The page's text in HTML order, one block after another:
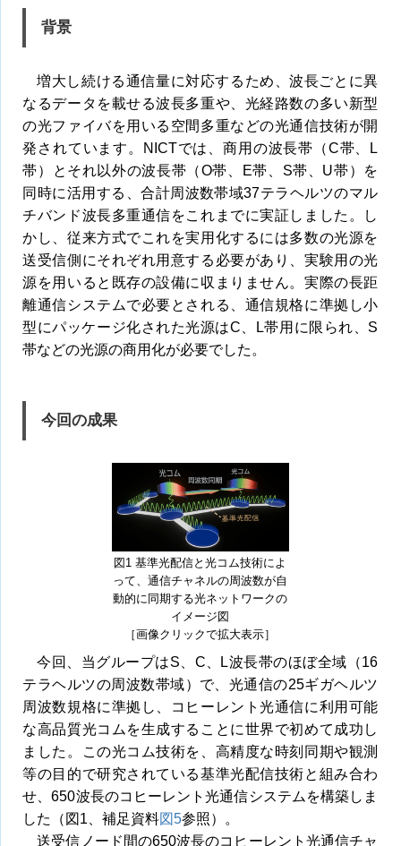
背景
増大し続ける通信量に対応するため、波長ごとに異
なるデータを載せる波長多重や、光経路数の多い新型
の光ファイバを用いる空間多重などの光通信技術が開
発されています。NICTでは、商用の波長帯（C帯、L
帯）とそれ以外の波長帯（O帯、E帯、S帯、U帯）を
同時に活用する、合計周波数帯域37テラヘルツのマル
チバンド波長多重通信をこれまでに実証しました。し
かし、従来方式でこれを実用化するには多数の光源を
送受信側にそれぞれ用意する必要があり、実験用の光
源を用いると既存の設備に収まりません。実際の長距
離通信システムで必要とされる、通信規格に準拠し小
型にパッケージ化された光源はC、L帯用に限られ、S
帯などの光源の商用化が必要でした。
今回の成果
図1 基準光配信と光コム技術によ
って、通信チャネルの周波数が自
動的に同期する光ネットワークの
イメージ図
［画像クリックで拡大表示］
今回、当グループはS、C、L波長帯のほぼ全域（16
テラヘルツの周波数帯域）で、光通信の25ギガヘルツ
周波数規格に準拠し、コヒーレント光通信に利用可能
な高品質光コムを生成することに世界で初めて成功し
ました。この光コム技術を、高精度な時刻同期や観測
等の目的で研究されている基準光配信技術と組み合わ
せ、650波長のコヒーレント光通信システムを構築しま
した（図1、補足資料図5参照）。
送受信ノード間の650波長のコヒーレント光通信チャ